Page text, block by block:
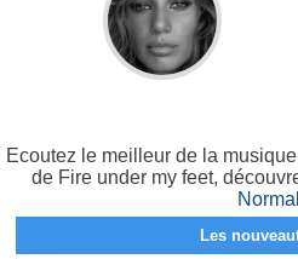
Ecoutez le meilleur de la
de Fire under my feet,
Normal
Les